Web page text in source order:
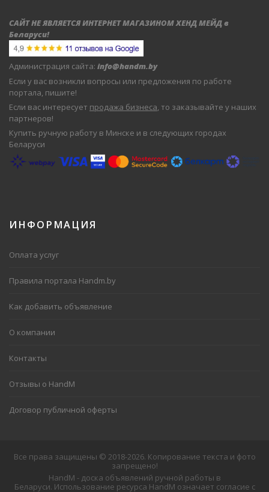
САЙТ НЕ ЯВЛЯЕТСЯ ИНТЕРНЕТ МАГАЗИНОМ ХЕНД МЕЙД в
Беларуси!
Администрация сайта: info@handm.by
Если у вас возникли вопросы или предложения по работе
портала, пишите!
Если вас интересует продажа бизнеса , то заказывайте у наших
партнеров!
Купить ручную работу в Минске и в следующих городах
Беларуси
ИНФОРМАЦИЯ
Оплата услуг
Правила портала Handm.by
Как добавить объявление
О компании
Контакты
Отзывы о HandM
Договор публичной оферты
Все права защищены © 2018-2026. Копирование текста и фото
запрещено!
HandM - доска объявлений ручной работы в
Беларуси. Использование ресурса HandM означает согласие с